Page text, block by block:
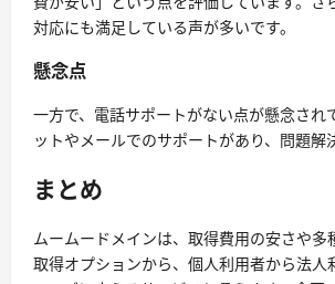
対応にも満足している声が多いです。
懸念点
一方で、電話サポートがない点が懸念され
ットやメールでのサポートがあり、問題解
まとめ
ムームードメインは、取得費用の安さや多
取得オプションから、個人利用者から法人